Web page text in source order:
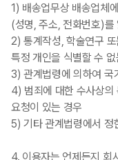
1) 배송업무상 배송업체
(성명, 주소, 전화번호)를
2) 통계작성, 학술연구
특정 개인을 식별할 수
3) 관계법령에 의하여 국
4) 범죄에 대한 수사상의
요청이 있는 경우
5) 기타 관계법령에서 정
4. 이용자는 언제든지 회